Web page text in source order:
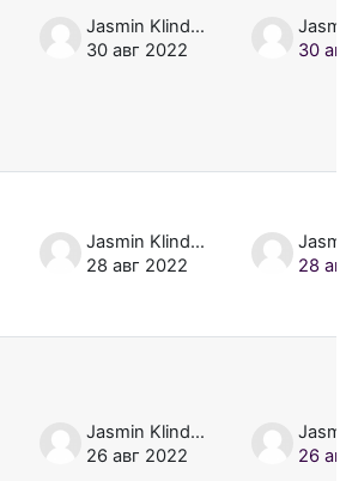
Jasmin Klindžić
30 авг 2022
30
Jasmin Klindžić
28 авг 2022
28
Jasmin Klindžić
26 авг 2022
26